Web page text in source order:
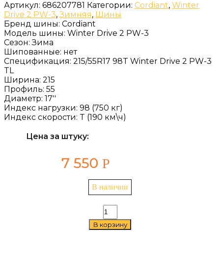
Артикул: 686207781 Категории: Cordiant, Winter
Drive 2 PW-3,Зимняя, Шины
Бренд шины: Cordiant
Модель шины: Winter Drive 2 PW-3
Сезон:Зима
Шипованные: нет
Спецификация: 215/55R17 98T Winter Drive 2 PW-3
TL
Ширина: 215
Профиль: 55
Диаметр: 17''
Индекс нагрузки: 98 (750 кг)
Индекс скорости: T (190 км\ч)
Цена за штуку:
7 550 Р
В наличии
Количество
товара
Cordiant
В корзину